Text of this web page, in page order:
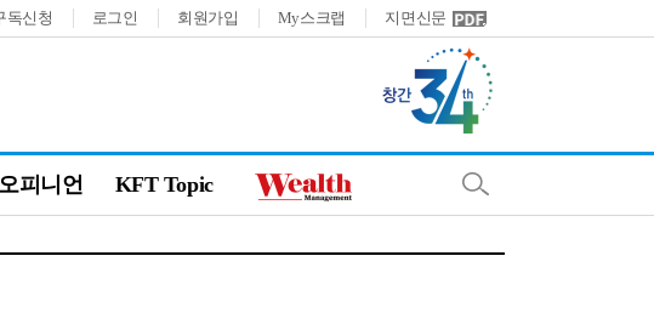
독신청 로그인 회원가입 My스크랩 지면신문
오피니언 KFT Topic